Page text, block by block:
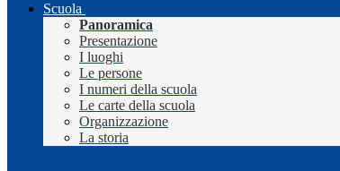
Scuola
Panoramica
Presentazione
I luoghi
Le persone
I numeri della scuola
Le carte della scuola
Organizzazione
La storia